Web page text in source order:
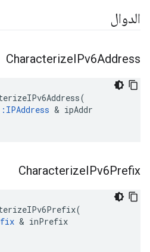
الدوال
CharacterizeIPv6Address
(
IPAddress & ipAddr
CharacterizeIPv6Prefix
(
& inPrefix